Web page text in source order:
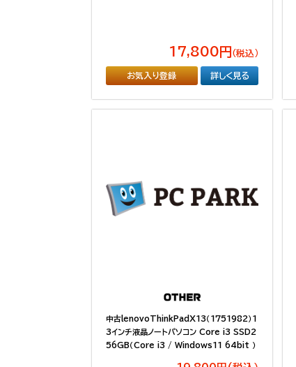
17,800円 （税込）
お気入り登録 詳しく見る
中古lenovoThinkPadX13（1751982）1
3インチ液晶ノートパソコン Core i3 SSD2
56GB（Core i3 / Windows11 64bit ）